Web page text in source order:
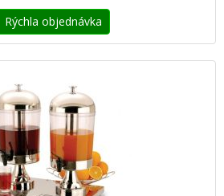
Rýchla objednávka